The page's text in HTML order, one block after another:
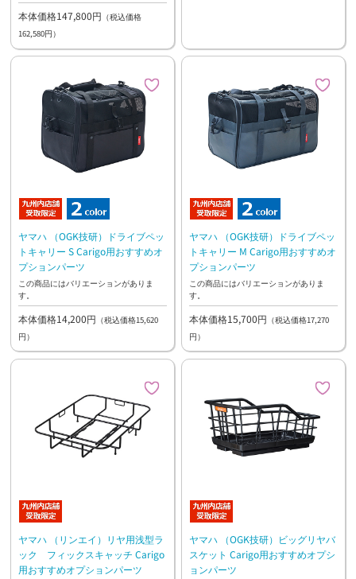
本体価格147,800円 （税込価格
162,580円）
ヤマハ （OGK技研）ドライブペッ
トキャリー S Carigo用おすすめオ
プションパーツ
この商品にはバリエーションがありま
す。
本体価格14,200円 （税込価格15,620
円）
ヤマハ （OGK技研）ドライブペッ
トキャリー M Carigo用おすすめオ
プションパーツ
この商品にはバリエーションがありま
す。
本体価格15,700円 （税込価格17,270
円）
ヤマハ （リンエイ）リヤ用浅型ラ
ック フィックスキャッチ Carigo
用おすすめオプションパーツ
ヤマハ （OGK技研）ビッグリヤバ
スケット Carigo用おすすめオプシ
ョンパーツ